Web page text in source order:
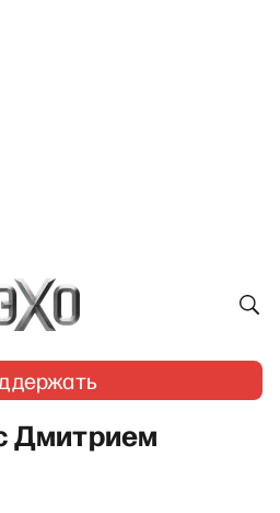
Дмитрием